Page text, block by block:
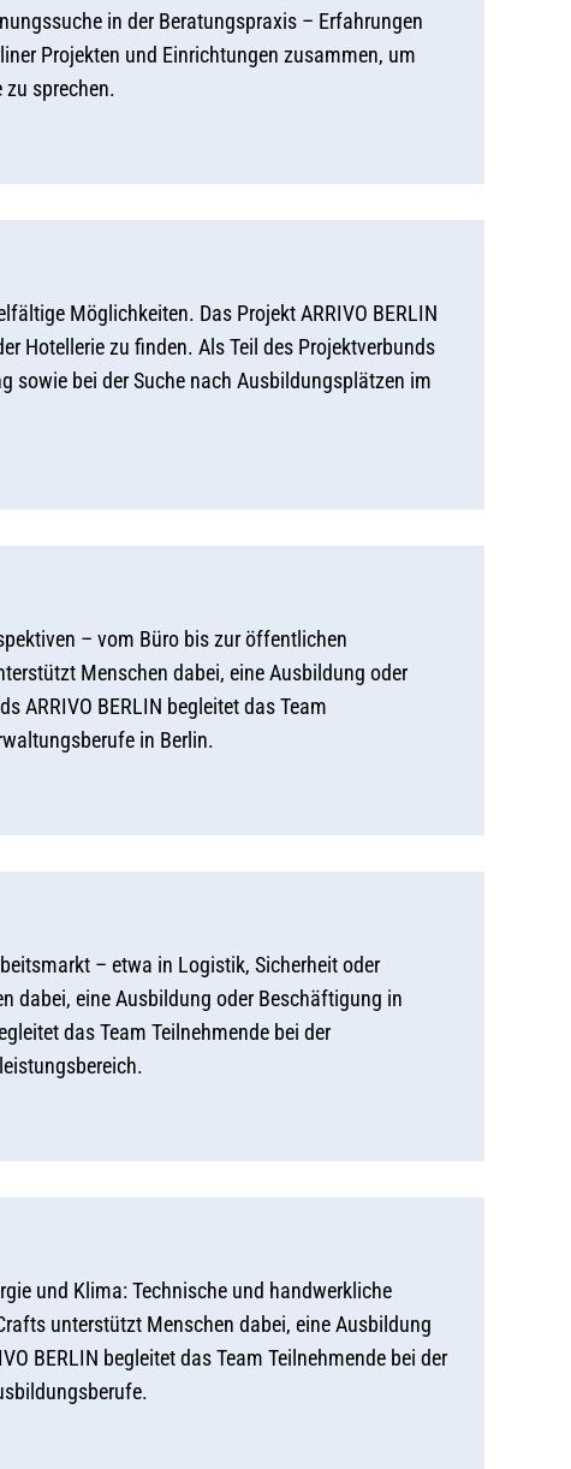
in der Beratungspraxis – Erfahrungen
Projekten und Einrichtungen zusammen, um
sprechen.
Möglichkeiten. Das Projekt ARRIVO BERLIN
Hotellerie zu finden. Als Teil des Projektverbunds
sowie bei der Suche nach Ausbildungsplätzen im
– vom Büro bis zur öffentlichen
Menschen dabei, eine Ausbildung oder
ARRIVO BERLIN begleitet das Team
in Berlin.
– etwa in Logistik, Sicherheit oder
dabei, eine Ausbildung oder Beschäftigung in
das Team Teilnehmende bei der
und Klima: Technische und handwerkliche
unterstützt Menschen dabei, eine Ausbildung
BERLIN begleitet das Team Teilnehmende bei der